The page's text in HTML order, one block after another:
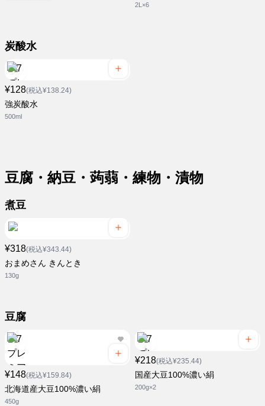
2L×6
炭酸水
¥128(税込¥138.24)
強炭酸水
500ml
豆腐・納豆・蒟蒻・練物・漬物
煮豆
¥318(税込¥343.44)
おまめさん きんとき
130g
豆腐
¥148(税込¥159.84)
北海道産大豆100%濃い絹
450g
¥218(税込¥235.44)
国産大豆100%濃い絹
200g×2